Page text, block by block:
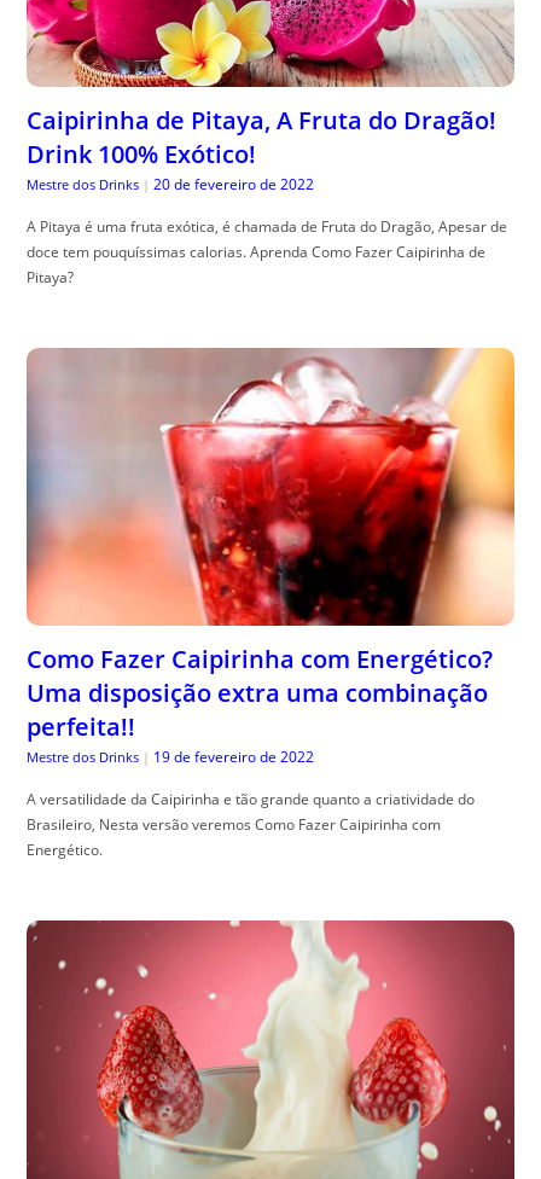
Caipirinha de Pitaya, A Fruta do Dragão!
Drink 100% Exótico!
Mestre dos Drinks | 20 de fevereiro de 2022
A Pitaya é uma fruta exótica, é chamada de Fruta do Dragão, Apesar de
doce tem pouquíssimas calorias. Aprenda Como Fazer Caipirinha de
Pitaya?
Como Fazer Caipirinha com Energético?
Uma disposição extra uma combinação
perfeita!!
Mestre dos Drinks | 19 de fevereiro de 2022
A versatilidade da Caipirinha e tão grande quanto a criatividade do
Brasileiro, Nesta versão veremos Como Fazer Caipirinha com
Energético.